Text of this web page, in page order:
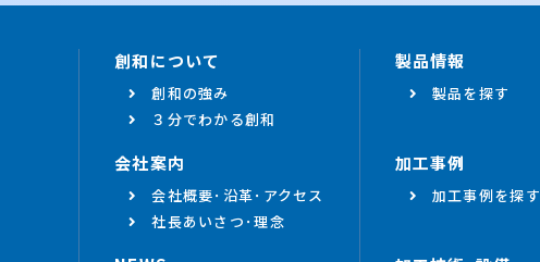
創和について
創和の強み
３分でわかる創和
会社案内
会社概要･沿革･アクセス
社長あいさつ･理念
製品情報
製品を探す
加工事例
加工事例を探す